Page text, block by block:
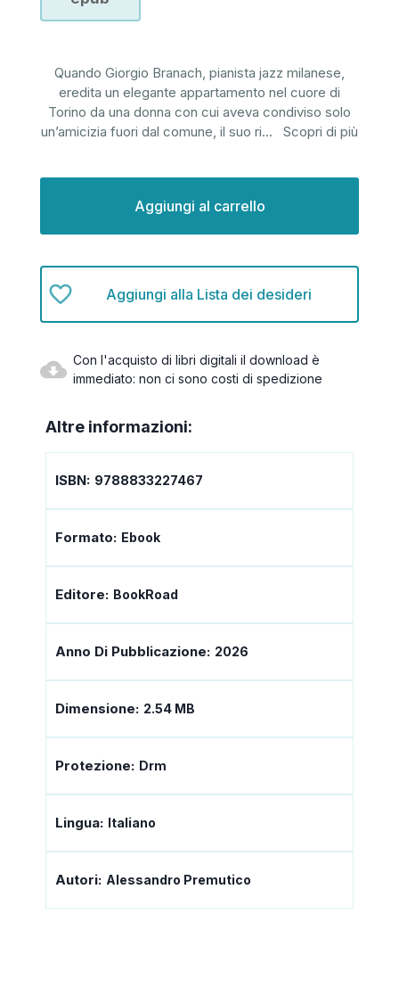
Quando Giorgio Branach, pianista jazz milanese,
eredita un elegante appartamento nel cuore di
Torino da una donna con cui aveva condiviso solo
un’amicizia fuori dal comune, il suo ri... Scopri di più
Aggiungi alla Lista dei desideri
Con l'acquisto di libri digitali il download è
immediato: non ci sono costi di spedizione
Altre informazioni:
ISBN: 9788833227467
Formato: Ebook
Editore: BookRoad
Anno Di Pubblicazione: 2026
Dimensione: 2.54 MB
Protezione: Drm
Lingua: Italiano
Autori: Alessandro Premutico